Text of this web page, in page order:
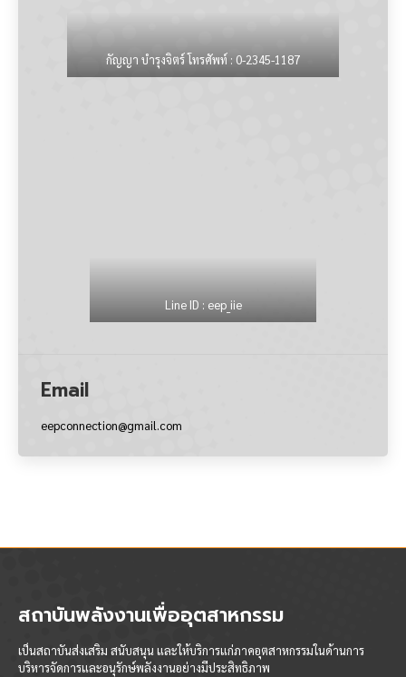
กัญญา บำรุงจิตร์ โทรศัพท์ : 0-2345-1187
Line ID : eep_iie
Email
eepconnection@gmail.com
สถาบันพลังงานเพื่ออุตสาหกรรม
เป็นสถาบันส่งเสริม สนับสนุน และให้บริการแก่ภาคอุตสาหกรรมในด้านการ
บริหารจัดการและอนุรักษ์พลังงานอย่างมีประสิทธิภาพ